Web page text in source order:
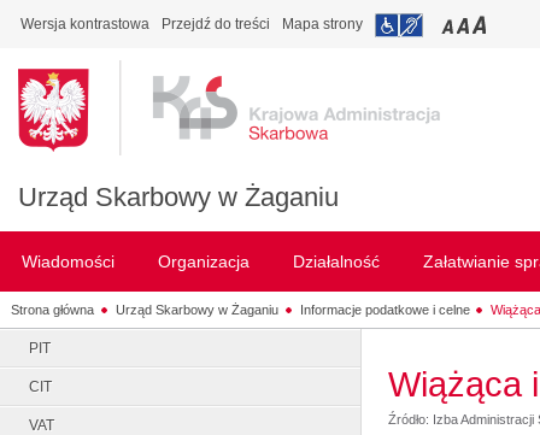
Wersja kontrastowa Przejdź do treści Mapa strony
Urząd Skarbowy w Żaganiu
Wiadomości Organizacja Działalność Załatwianie
Strona główna Urząd Skarbowy w Żaganiu Informacje podatkowe i celne
PIT
CIT
VAT
Wiążąca
Źródło: Izba